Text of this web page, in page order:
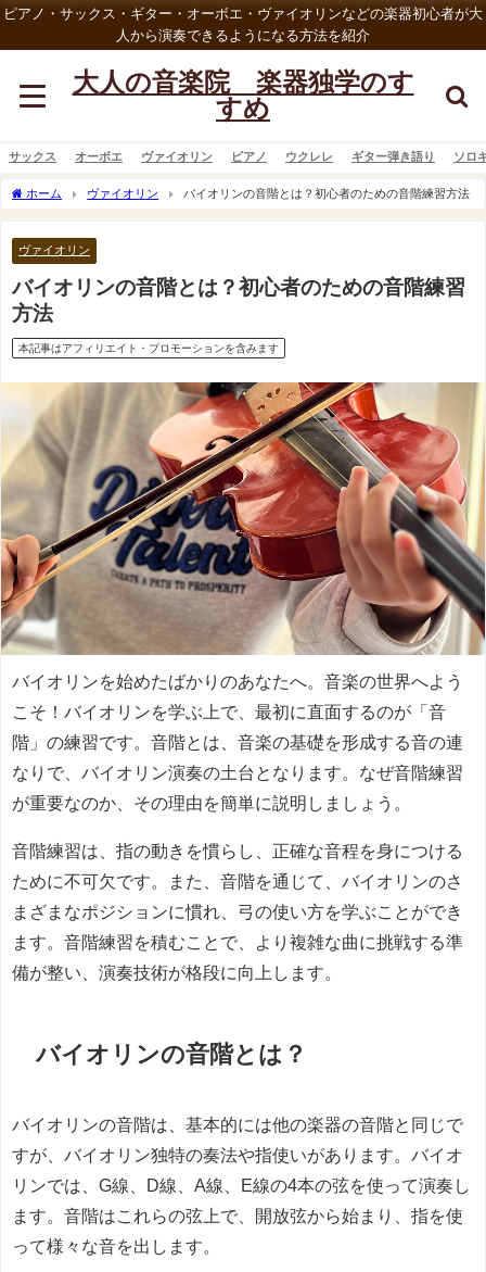
ピアノ・サックス・ギター・オーボエ・ヴァイオリンなどの楽器初心者が大
人から演奏できるようになる方法を紹介
大人の音楽院 楽器独学のす
すめ
サックス オーボエ ヴァイオリン ピアノ ウクレレ ギター弾き語り ソロ
ホーム ヴァイオリン バイオリンの音階とは？初心者のための音階練習方法
ヴァイオリン
バイオリンの音階とは？初心者のための音階練習
方法
本記事はアフィリエイト・プロモーションを含みます
バイオリンを始めたばかりのあなたへ。音楽の世界へよう
こそ！バイオリンを学ぶ上で、最初に直面するのが「音
階」の練習です。音階とは、音楽の基礎を形成する音の連
なりで、バイオリン演奏の土台となります。なぜ音階練習
が重要なのか、その理由を簡単に説明しましょう。
音階練習は、指の動きを慣らし、正確な音程を身につける
ために不可欠です。また、音階を通じて、バイオリンのさ
まざまなポジションに慣れ、弓の使い方を学ぶことができ
ます。音階練習を積むことで、より複雑な曲に挑戦する準
備が整い、演奏技術が格段に向上します。
バイオリンの音階とは？
バイオリンの音階は、基本的には他の楽器の音階と同じで
すが、バイオリン独特の奏法や指使いがあります。バイオ
リンでは、G線、D線、A線、E線の4本の弦を使って演奏し
ます。音階はこれらの弦上で、開放弦から始まり、指を使
って様々な音を出します。